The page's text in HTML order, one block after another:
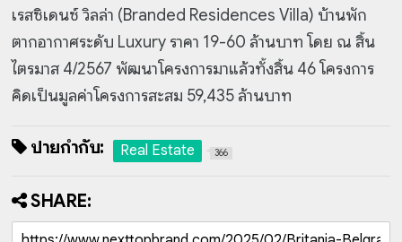
เรสซิเดนซ์ วิลล่า (Branded Residences Villa) บ้านพัก
ตากอากาศระดับ Luxury ราคา 19-60 ล้านบาท โดย ณ สิ้น
ไตรมาส 4/2567 พัฒนาโครงการมาแล้วทั้งสิ้น 46 โครงการ
คิดเป็นมูลค่าโครงการสะสม 59,435 ล้านบาท
ป้ายกำกับ: Real Estate 366
SHARE: